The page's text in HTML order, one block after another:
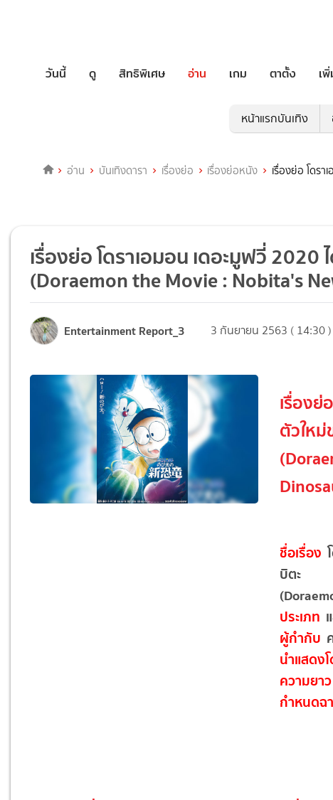
วันนี้ ดู สิทธิพิเศษ อ่าน เกม ตาตั้ง เ
หน้าแรกบันเทิง
อ่าน บันเทิงดารา เรื่องย่อ เรื่องย่อหนัง เรื่องย่อ โดรา
เรื่องย่อ โดราเอมอน เดอะมูฟวี่ 2020
(Doraemon the Movie : Nobita's
Entertainment Report_3 3 กันยายน 2563 ( 14:30 )
เรื่องย่
ตัวใหม่
ชื่อเรื่อง
บิตะ
ประเภท
ผู้กำกับ
นำแสดง
ความยาว
กำหนดฉ